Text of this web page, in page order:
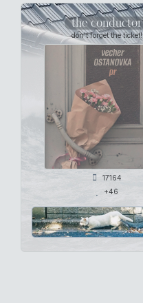
the conductor
don't forget the ticket!
17164
+46